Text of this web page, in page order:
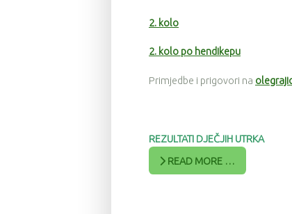
2. kolo
2. kolo po hendikepu
Primjedbe i prigovori na
REZULTATI DJEČJIH UTRKA
READ MORE …